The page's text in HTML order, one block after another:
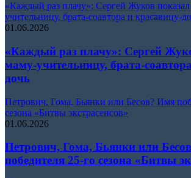
«Каждый раз плачу»: Сергей Жуков
учительницу, брата-соавтора и красавицу-
01.06.2026
«Каждый раз плачу»: Сергей
маму-учительницу, брата-
дочь
Петрович, Гома, Бьянки или Бесов? Имя
сезона «Битвы экстрасенсов»
01.06.2026
Петрович, Гома, Бьянки или
победителя 25-го сезона «Битвы